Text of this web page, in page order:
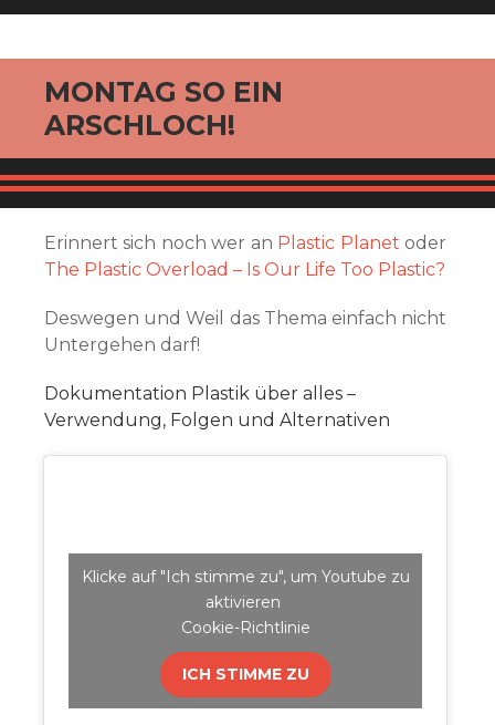
MONTAG SO EIN
ARSCHLOCH!
Erinnert sich noch wer an Plastic Planet oder
The Plastic Overload – Is Our Life Too Plastic?
Deswegen und Weil das Thema einfach nicht
Untergehen darf!
Dokumentation Plastik über alles –
Verwendung, Folgen und Alternativen
Klicke auf "Ich stimme zu", um Youtube zu
aktivieren
Cookie-Richtlinie
ICH STIMME ZU